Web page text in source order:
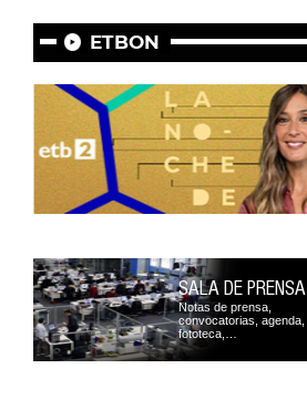
ETBON
SALA DE PRENSA
Notas de prensa,
convocatorias, agenda,
fototeca,…